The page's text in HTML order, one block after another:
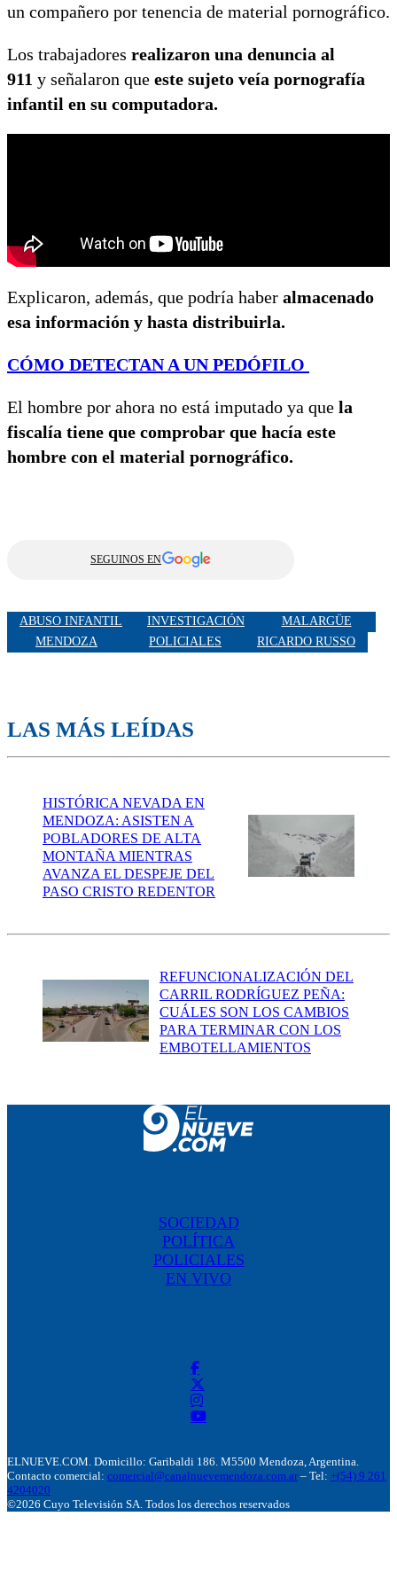
un compañero por tenencia de material pornográfico.
Los trabajadores realizaron una denuncia al
911 y señalaron que este sujeto veía pornografía
infantil en su computadora.
Explicaron, además, que podría haber almacenado
esa información y hasta distribuirla.
CÓMO DETECTAN A UN PEDÓFILO
El hombre por ahora no está imputado ya que la
fiscalía tiene que comprobar que hacía este
hombre con el material pornográfico.
SEGUINOS EN
ABUSO INFANTIL INVESTIGACIÓN
MALARGÜE
MENDOZA
POLICIALES RICARDO RUSSO
LAS MÁS LEÍDAS
HISTÓRICA NEVADA EN
MENDOZA: ASISTEN A
POBLADORES DE ALTA
MONTAÑA MIENTRAS
AVANZA EL DESPEJE DEL
PASO CRISTO REDENTOR
REFUNCIONALIZACIÓN DEL
CARRIL RODRÍGUEZ PEÑA:
CUÁLES SON LOS CAMBIOS
PARA TERMINAR CON LOS
EMBOTELLAMIENTOS
SOCIEDAD
POLÍTICA
POLICIALES
EN VIVO
ELNUEVE.COM. Domicillo: Garibaldi 186. M5500 Mendoza, Argentina.
Contacto comercial: comercial@canalnuevemendoza.com.ar – Tel: +(54) 9 261
4204020
©2026 Cuyo Televisión SA. Todos los derechos reservados